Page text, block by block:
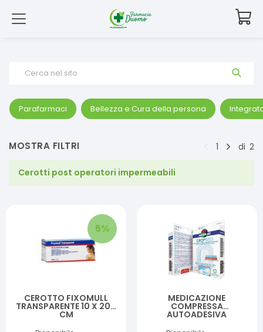
Cerca nel sito
Parafarmaci Bellezza e Cura della persona
MOSTRA FILTRI 1 di 2
Cerotti post operatori impermeabili
5%
CEROTTO FIXOMULL
TRANSPARENTE 10 X 200
CM
MEDICAZIONE
COMPRESSA
AUTOADESIVA